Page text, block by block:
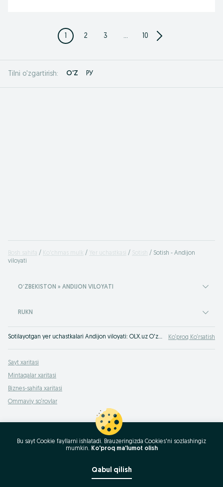
1 2 3 ... 10
Tilni o'zgartirish: O'Z РУ
Bosh sahifa Ko'chmas mulk Yer uchastkasi Sotish
Sotish - Andijon
viloyati
OʻZBEKISTON » ANDIJON VILOYATI
RUKN
Sotilayotgan yer uchastkalari Andijon viloyati: OLX.uz O'zbekiston e'lonlar servisi orqali yer sotib olish. Eng yaxshi narxlarda yer uchastkasini sotish OLX.uz da Andijon viloyati ! Ko‘proq Ko‘rsatish
Sayt xaritasi
Mintaqalar xaritasi
Biznes-sahifa xaritasi
Ommaviy so‘rovlar
Bu sayt Cookie fayllarni ishlatadi. Brauzeringizda Cookies'ni sozlashingiz
mumkin. Ko'proq ma'lumot olish
Qabul qilish